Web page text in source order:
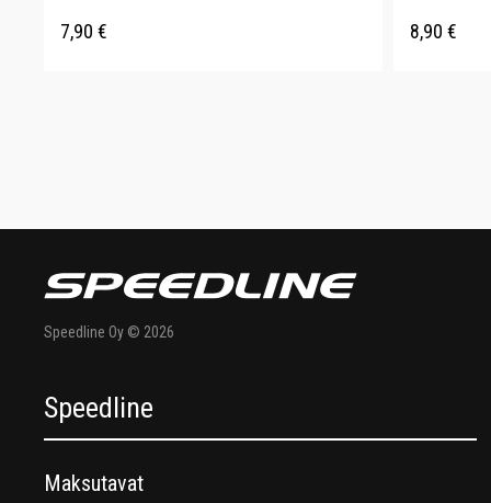
7,90 €
8,90 €
Speedline Oy © 2026
Speedline
Maksutavat